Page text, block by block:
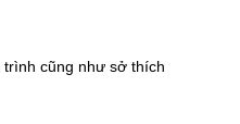
cũng như sở thích